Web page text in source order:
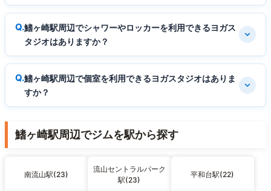
鰭ヶ崎駅周辺でシャワーやロッカーを利用できるヨガス
タジオはありますか？
鰭ヶ崎駅周辺で個室を利用できるヨガスタジオはありま
すか？
鰭ヶ崎駅周辺でジムを駅から探す
南流山駅(23)
流山セントラルパーク
駅(23)
平和台駅(22)